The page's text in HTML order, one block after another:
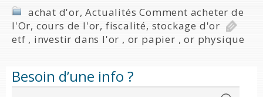
achat d'or,Actualités Comment acheter de
l'Or, cours de l'or, fiscalité, stockage d'or
etf , investir dans l'or , or papier ,or physique
Besoin d’une info ?